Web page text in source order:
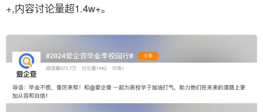
+,内容讨论量超1.4w+。